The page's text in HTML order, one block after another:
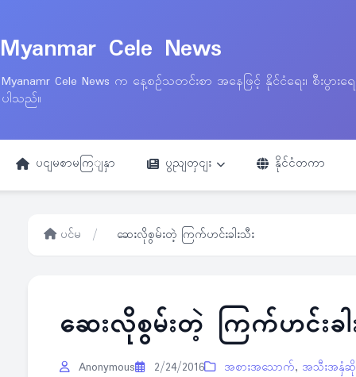
Myanmar Cele News
Myanamr Cele News က နေ့စဉ်သတင်းစာ အနေဖြင့် နိုင်ငံရေး၊ စီး
ပါသည်။
ပငျမစာမကြျနှာ ပွညျတှငျး နိုင်ငံတကာ
ပင်မ / ဆေးလိုစွမ်းတဲ့ ကြက်ဟင်းခါးသီး
ဆေးလိုစွမ်းတဲ့ ကြက်ဟင်းခါ
Anonymous 2/24/2016 အစားအသောက်, အသီးအနှံဆို